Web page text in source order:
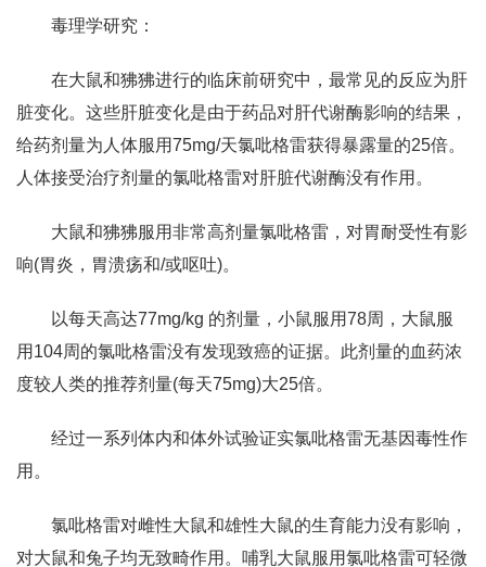
毒理学研究：
在大鼠和狒狒进行的临床前研究中，最常见的反应为肝
脏变化。这些肝脏变化是由于药品对肝代谢酶影响的结果，
给药剂量为人体服用75mg/天氯吡格雷获得暴露量的25倍。
人体接受治疗剂量的氯吡格雷对肝脏代谢酶没有作用。
大鼠和狒狒服用非常高剂量氯吡格雷，对胃耐受性有影
响(胃炎，胃溃疡和/或呕吐)。
以每天高达77mg/kg 的剂量，小鼠服用78周，大鼠服
用104周的氯吡格雷没有发现致癌的证据。此剂量的血药浓
度较人类的推荐剂量(每天75mg)大25倍。
经过一系列体内和体外试验证实氯吡格雷无基因毒性作
用。
氯吡格雷对雌性大鼠和雄性大鼠的生育能力没有影响，
对大鼠和兔子均无致畸作用。哺乳大鼠服用氯吡格雷可轻微